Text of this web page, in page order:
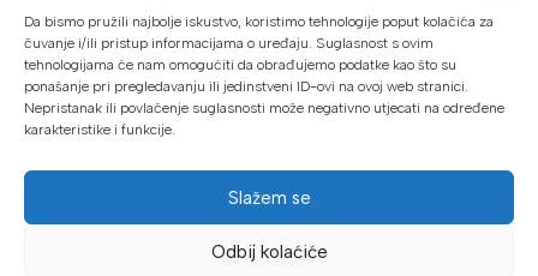
Da bismo pružili najbolje iskustvo, koristimo tehnologije poput kolačića za
čuvanje i/ili pristup informacijama o uređaju. Suglasnost s ovim
tehnologijama će nam omogućiti da obrađujemo podatke kao što su
ponašanje pri pregledavanju ili jedinstveni ID-ovi na ovoj web stranici.
Nepristanak ili povlačenje suglasnosti može negativno utjecati na određene
karakteristike i funkcije.
Slažem se
Odbij kolaćiće
U našoj web trgovini možete platiti:
Kreditnim karticama jednokratno ili do 24 rate
Općom uplatnicom, virmanom, internet bankarstvom
Gotovinom prilikom preuzimanja
Mikrofin do 18 rata
Copyright © 2026 Proalat.ba